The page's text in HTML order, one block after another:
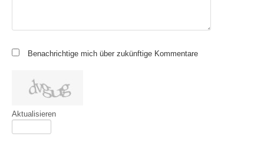
Benachrichtige mich über zukünftige Kommentare
Aktualisieren